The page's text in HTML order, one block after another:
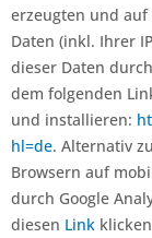
erzeugten und auf
Daten (inkl. Ihrer
dieser Daten
dem folgenden
und installieren:
hl=de. Alternativ
Browsern auf
durch Google
diesen Link